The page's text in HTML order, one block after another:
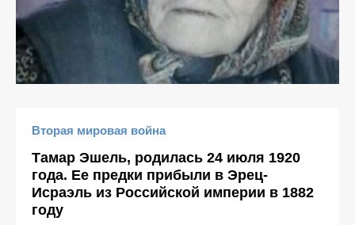
Вторая мировая война
Тамар Эшель, родилась 24 июля 1920
года. Ee предки прибыли в Эрец-
Исраэль из Российской империи в 1882
году